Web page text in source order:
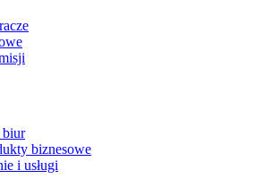
biur
biznesowe
i usługi